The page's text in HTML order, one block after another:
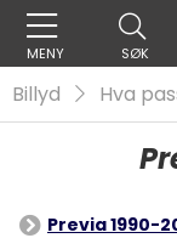
MENY SØK
Billyd Hva
Previa 1990-